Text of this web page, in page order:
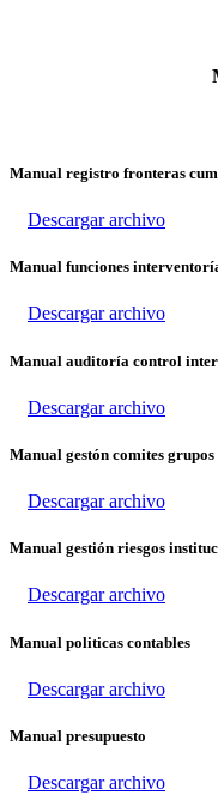
Manual registro fronteras
Descargar archivo
Manual funciones
Descargar archivo
Manual auditoría control
Descargar archivo
Manual gestón comites
Descargar archivo
Manual gestión riesgos
Descargar archivo
Manual politicas contables
Descargar archivo
Manual presupuesto
Descargar archivo